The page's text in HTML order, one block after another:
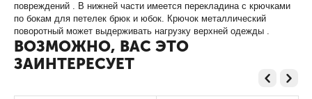
повреждений . В нижней части имеется перекладина с крючками
по бокам для петелек брюк и юбок. Крючок металлический
поворотный может выдерживать нагрузку верхней одежды .
ВОЗМОЖНО, ВАС ЭТО
ЗАИНТЕРЕСУЕТ